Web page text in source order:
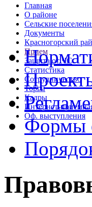
Главная
О районе
Сельские
Документы
Красногорский
Прием
Защита от ЧС
Статистика
Сотрудничество
Торги
Кадры
Интернет-
Оф. выступления
Формы